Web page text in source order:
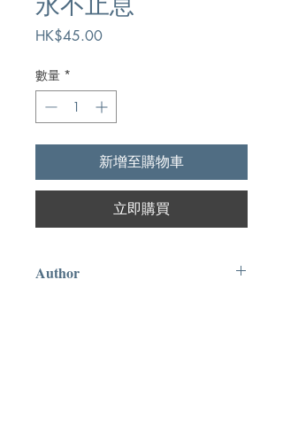
HK$45.00價
數量 *
新增至購物車
立即購買
Author